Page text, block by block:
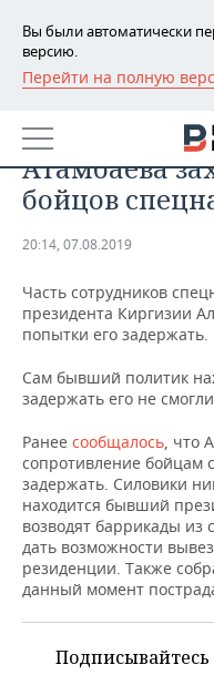
Вы были автоматически
версию.
Перейти на полную
РЕГИОНЫ
БАШКОРТОСТАН
ТАТАРСТАН
НОВОСТИ
АНАЛИТИКА
ДЕКЛАРАЦИИ О
КОРОЛИ ГОСЗАКАЗА
ВУЗЫ ТАТАРСТАНА
КОМУ
ТОРГОВЫЕ ЦЕНТРЫ
ТАТАРСТАНА
НОВОСТИ
ФИНАНСЫ
БАНКИ
БЮДЖЕТ
ИНВЕСТИЦИИ
ПРОМЫШЛЕННОСТЬ
НОВОСТИ
ПРОМЫШЛЕННОСТИ
АГРОПРОМ
МАШИНОСТРОЕНИЕ
НЕФТЕХИМИЯ
НЕФТЬ
ЭНЕРГЕТИКА
НЕДВИЖИМОСТЬ
НОВОСТИ
АВТО
НОВОСТИ АВТО
БИЗНЕС
НОВОСТИ БИЗНЕСА
РОЗНИЧНАЯ
ТРАНСПОРТ
ТЕХНОЛОГИИ
НОВОСТИ
IT
МЕРОПРИЯТИЯ
НОВОСТИ
СПОРТ
СМИ
Атамбаева
бойцов
20:14, 07.08.2019
Часть сотрудников
президента Киргизии
попытки его задержать.
Сам бывший политик
задержать его не
Ранее сообщалось, что
сопротивление бойцам
задержать. Силовики
находится бывший
возводят баррикады
дать возможности
резиденции. Также
данный момент
Подписывайтесь